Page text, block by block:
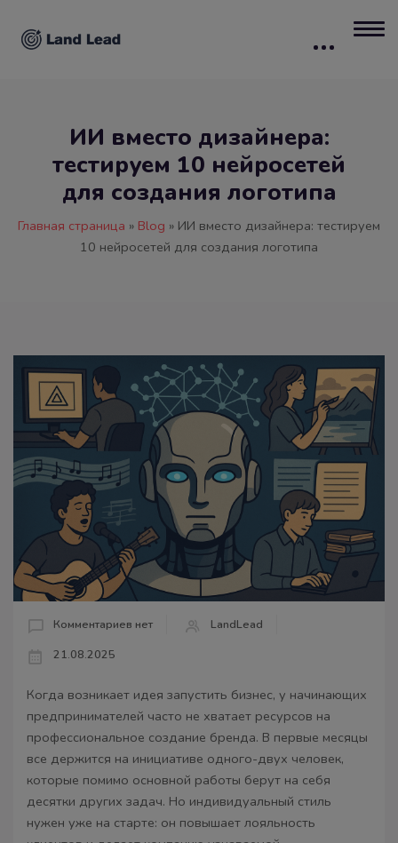
ИИ вместо дизайнера:
тестируем 10 нейросетей
для создания логотипа
Главная страница » Blog » ИИ вместо дизайнера: тестируем
10 нейросетей для создания логотипа
Комментариев нет
LandLead
21.08.2025
Когда возникает идея запустить бизнес, у начинающих
предпринимателей часто не хватает ресурсов на
профессиональное создание бренда. В первые месяцы
все держится на инициативе одного-двух человек,
которые помимо основной работы берут на себя
десятки других задач. Но индивидуальный стиль
нужен уже на старте: он повышает лояльность